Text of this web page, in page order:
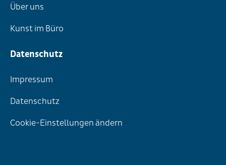
Über uns
Kunst im Büro
Datenschutz
Impressum
Datenschutz
Cookie-Einstellungen ändern